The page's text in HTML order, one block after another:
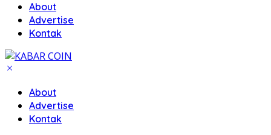
About
Advertise
Kontak
About
Advertise
Kontak